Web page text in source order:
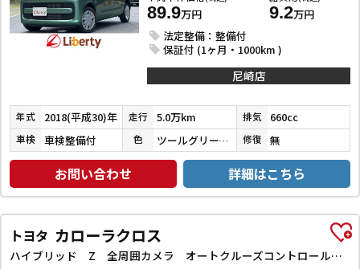
89.9万円 9.2万円
法定整備：整備付
保証付 (1ヶ月・1000km )
尼崎店
年式 2018(平成30)年 走行 5.0万km 排気 660cc
車検 車検整備付 色 ツールグリーンパールメタリック 修復 無
お問い合わせ 詳細はこちら
トヨタ カローラクロス
ハイブリッド Z 全周囲カメラ オートクルーズコントロール レーンアシスト パワーシート 衝突被害軽減システム ナビ TV オートライト LEDヘッドランプ ヘッドライトウォッシャー 電動リアゲート アルミホイール